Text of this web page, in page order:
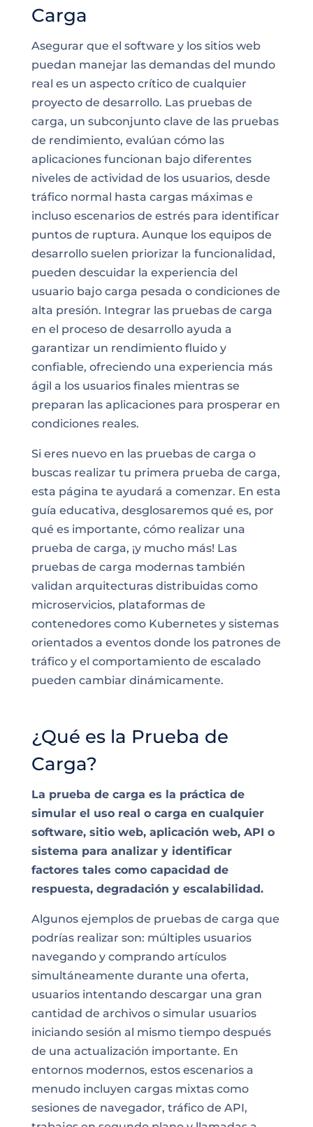
Carga
Asegurar que el software y los sitios web
puedan manejar las demandas del mundo
real es un aspecto crítico de cualquier
proyecto de desarrollo. Las pruebas de
carga, un subconjunto clave de las pruebas
de rendimiento, evalúan cómo las
aplicaciones funcionan bajo diferentes
niveles de actividad de los usuarios, desde
tráfico normal hasta cargas máximas e
incluso escenarios de estrés para identificar
puntos de ruptura. Aunque los equipos de
desarrollo suelen priorizar la funcionalidad,
pueden descuidar la experiencia del
usuario bajo carga pesada o condiciones de
alta presión. Integrar las pruebas de carga
en el proceso de desarrollo ayuda a
garantizar un rendimiento fluido y
confiable, ofreciendo una experiencia más
ágil a los usuarios finales mientras se
preparan las aplicaciones para prosperar en
condiciones reales.
Si eres nuevo en las pruebas de carga o
buscas realizar tu primera prueba de carga,
esta página te ayudará a comenzar. En esta
guía educativa, desglosaremos qué es, por
qué es importante, cómo realizar una
prueba de carga, ¡y mucho más! Las
pruebas de carga modernas también
validan arquitecturas distribuidas como
microservicios, plataformas de
contenedores como Kubernetes y sistemas
orientados a eventos donde los patrones de
tráfico y el comportamiento de escalado
pueden cambiar dinámicamente.
¿Qué es la Prueba de
Carga?
La prueba de carga es la práctica de
simular el uso real o carga en cualquier
software, sitio web, aplicación web, API o
sistema para analizar y identificar
factores tales como capacidad de
respuesta, degradación y escalabilidad.
Algunos ejemplos de pruebas de carga que
podrías realizar son: múltiples usuarios
navegando y comprando artículos
simultáneamente durante una oferta,
usuarios intentando descargar una gran
cantidad de archivos o simular usuarios
iniciando sesión al mismo tiempo después
de una actualización importante. En
entornos modernos, estos escenarios a
menudo incluyen cargas mixtas como
sesiones de navegador, tráfico de API,